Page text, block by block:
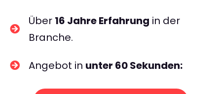
Über 16 Jahre Erfahrung in der
Branche.
Angebot in unter 60 Sekunden: